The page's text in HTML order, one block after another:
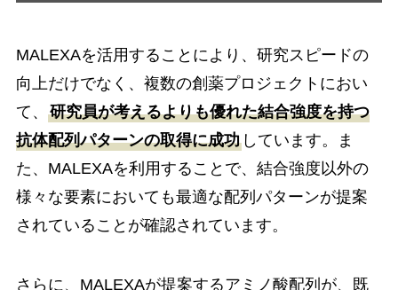
MALEXAを活用することにより、研究スピードの
向上だけでなく、複数の創薬プロジェクトにおい
て、 研究員が考えるよりも優れた結合強度を持つ
抗体配列パターンの取得に成功しています。ま
た、MALEXAを利用することで、結合強度以外の
様々な要素においても最適な配列パターンが提案
されていることが確認されています。
さらに、MALEXAが提案するアミノ酸配列が、既